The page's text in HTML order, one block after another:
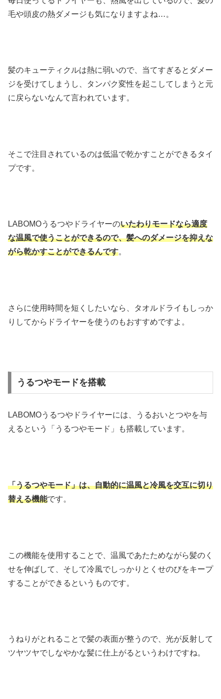
毛や頭皮の熱ダメージも気になりますよね…。
髪のキューティクルは熱に弱いので、当てすぎるとダメー
ジを受けてしまうし、タンパク変性を起こしてしまうと元
に戻らないなんて言われています。
そこで注目されているのは低温で乾かすことができるタイ
プです。
LABOMOうるつやドライヤーのいたわりモードなら適度
な温風で使うことができるので、髪へのダメージを抑えな
がら乾かすことができるんです。
さらに使用時間を短くしたいなら、タオルドライもしっか
りしてからドライヤーを使うのもおすすめですよ。
うるつやモードを搭載
LABOMOうるつやドライヤーには、うるおいとつやを与
えるという「うるつやモード」も搭載しています。
「うるつやモード」は、自動的に温風と冷風を交互に切り
替える機能です。
この機能を使用することで、温風であたためながら髪のく
せを伸ばして、そして冷風でしっかりとくせのびをキープ
することができるというものです。
うねりがとれることで髪の表面が整うので、光が反射して
ツヤツヤでしなやかな髪に仕上がるというわけですね。